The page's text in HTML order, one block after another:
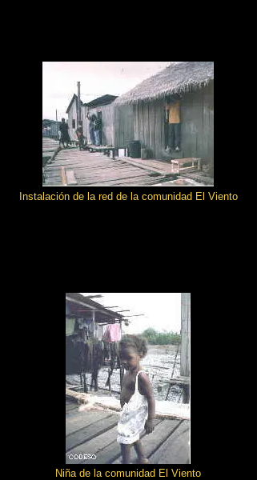
Niña de la comunidad El Viento
Instalación de la red de la comunidad El Viento